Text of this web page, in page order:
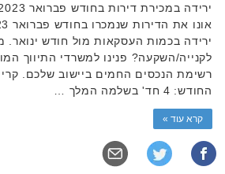
ירידה בכמות העסקאות מול חודש ינואר.
לקנייה/השקעה? פנינו למשרדי התיווך
רשימת הנכסים החמים ביישוב שלכם.
החודש: 4 חד' בשלמה המלך …
קרא עוד »